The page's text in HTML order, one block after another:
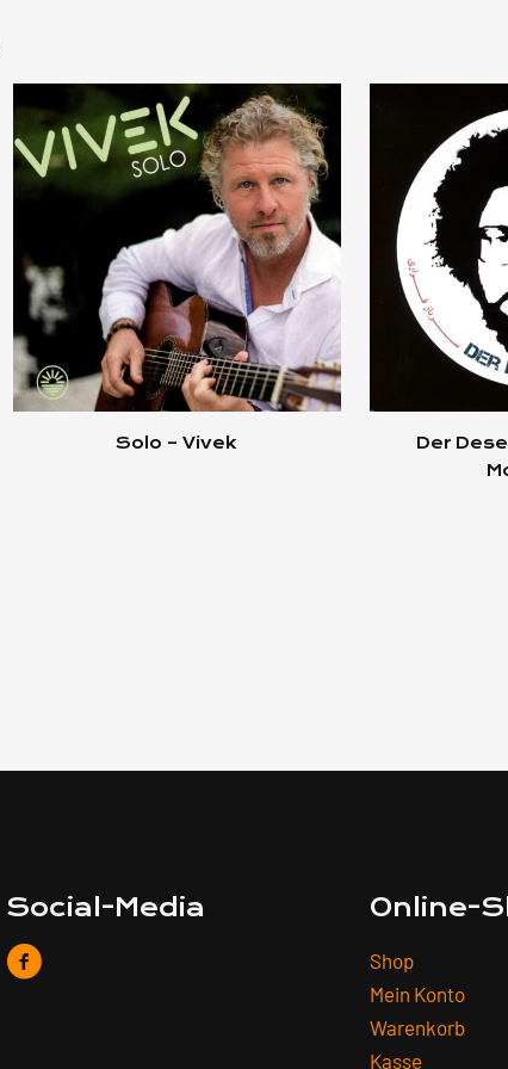
Solo – Vivek
Der
Social-Media Online-
Shop
Mein Konto
Warenkorb
Kasse